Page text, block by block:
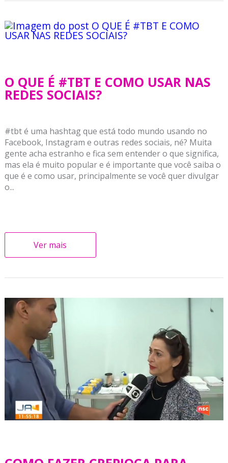
O QUE É #TBT E COMO USAR NAS
REDES SOCIAIS?
#tbt é uma hashtag que está todo mundo usando no
Facebook, Instagram e outras redes sociais, né? Muita
gente acha estranho e fica sem entender o que significa,
mas ela é muito popular e é importante que você saiba o
que é e como usar, principalmente se você quer divulgar
o...
Ver mais